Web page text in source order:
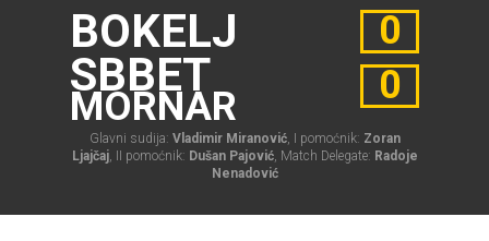
BOKELJ
SBBET
MORNAR
0
0
Glavni sudija: Vladimir Miranović, I pomoćnik: Zoran
Ljajčaj, II pomoćnik: Dušan Pajović, Match Delegate: Radoje
Nenadović